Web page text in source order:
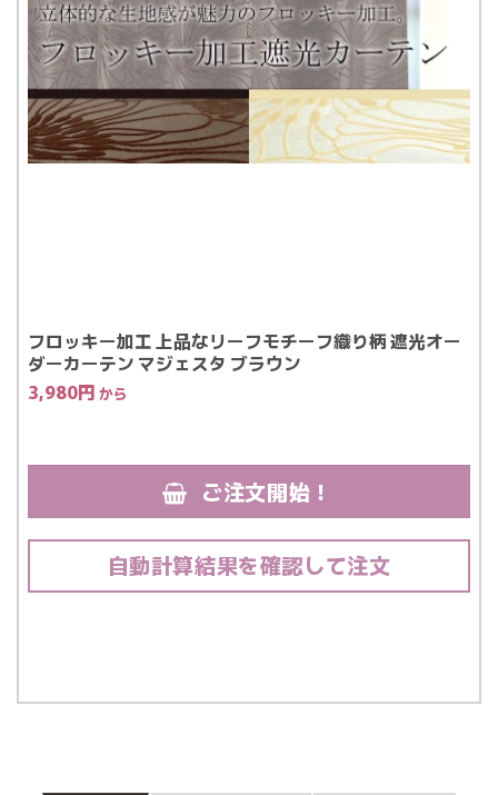
フロッキー加工 上品なリーフモチーフ織り柄 遮光オー
ダーカーテン マジェスタ ブラウン
3,980円
ご注文開始！
自動計算結果を確認して注文